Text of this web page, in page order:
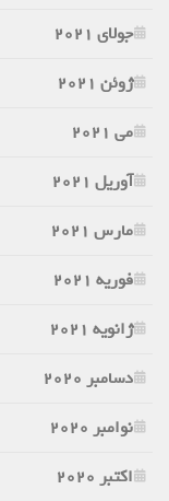
جولای 2021
ژوئن 2021
می 2021
آوریل 2021
مارس 2021
فوریه 2021
ژانویه 2021
دسامبر 2020
نوامبر 2020
اکتبر 2020